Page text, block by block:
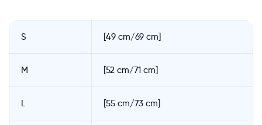
S [49 cm/69 cm]
M [52 cm/71 cm]
L [55 cm/73 cm]